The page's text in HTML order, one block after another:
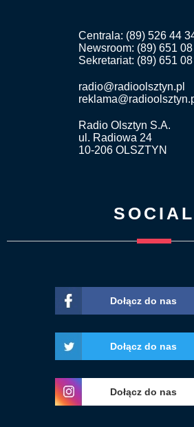
Centrala: (89) 526 44
Newsroom: (89) 651
Sekretariat: (89) 651
radio@radioolsztyn.pl
Radio Olsztyn S.A.
ul. Radiowa 24
10-206 OLSZTYN
SOCIAL
Dołącz do nas
Dołącz do nas
Dołącz do nas